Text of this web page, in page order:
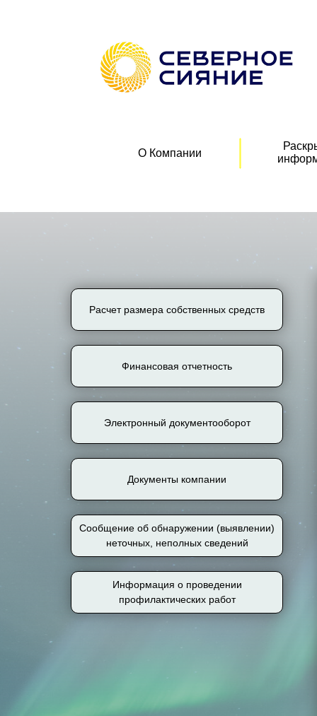
О Компании
Электронный документооборот
Расчет размера собственных средств
Документы компании
Информация о проведении
профилактических работ
Сообщение об обнаружении (выявлении)
неточных, неполных сведений
Финансовая отчетность